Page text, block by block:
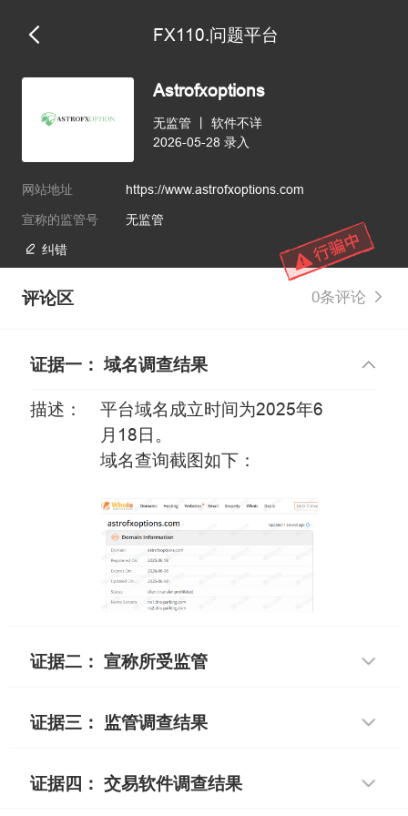
FX110.问题平台
Astrofxoptions
无监管
软件不详
2026-05-28 录入
网站地址 https://www.astrofxoptions.com
宣称的监管号 无监管
纠错
评论区 0条评论
证据一： 域名调查结果
描述：
平台域名成立时间为2025年6
月18日。
域名查询截图如下：
证据二： 宣称所受监管
证据三： 监管调查结果
证据四： 交易软件调查结果